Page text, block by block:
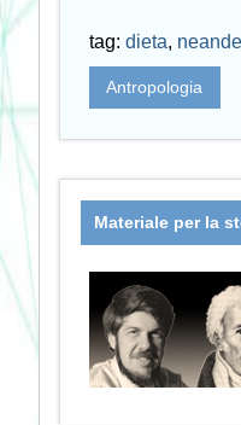
tag: dieta,
Antropologia
Materiale per la